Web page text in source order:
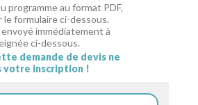
programme au format PDF,
le formulaire ci-dessous.
immédiatement à
ci-dessous.
demande de devis ne
votre inscription !